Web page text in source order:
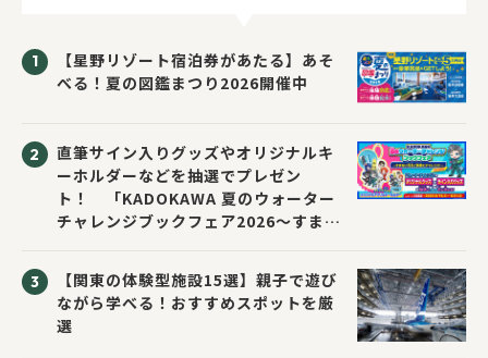
【星野リゾート宿泊券があたる】あそ
べる！夏の図鑑まつり2026開催中
直筆サイン入りグッズやオリジナルキ
ーホルダーなどを抽選でプレゼン
ト！ 「KADOKAWA 夏のウォーター
チャレンジブックフェア2026～すまな
【関東の体験型施設15選】親子で遊び
ながら学べる！おすすめスポットを厳
選